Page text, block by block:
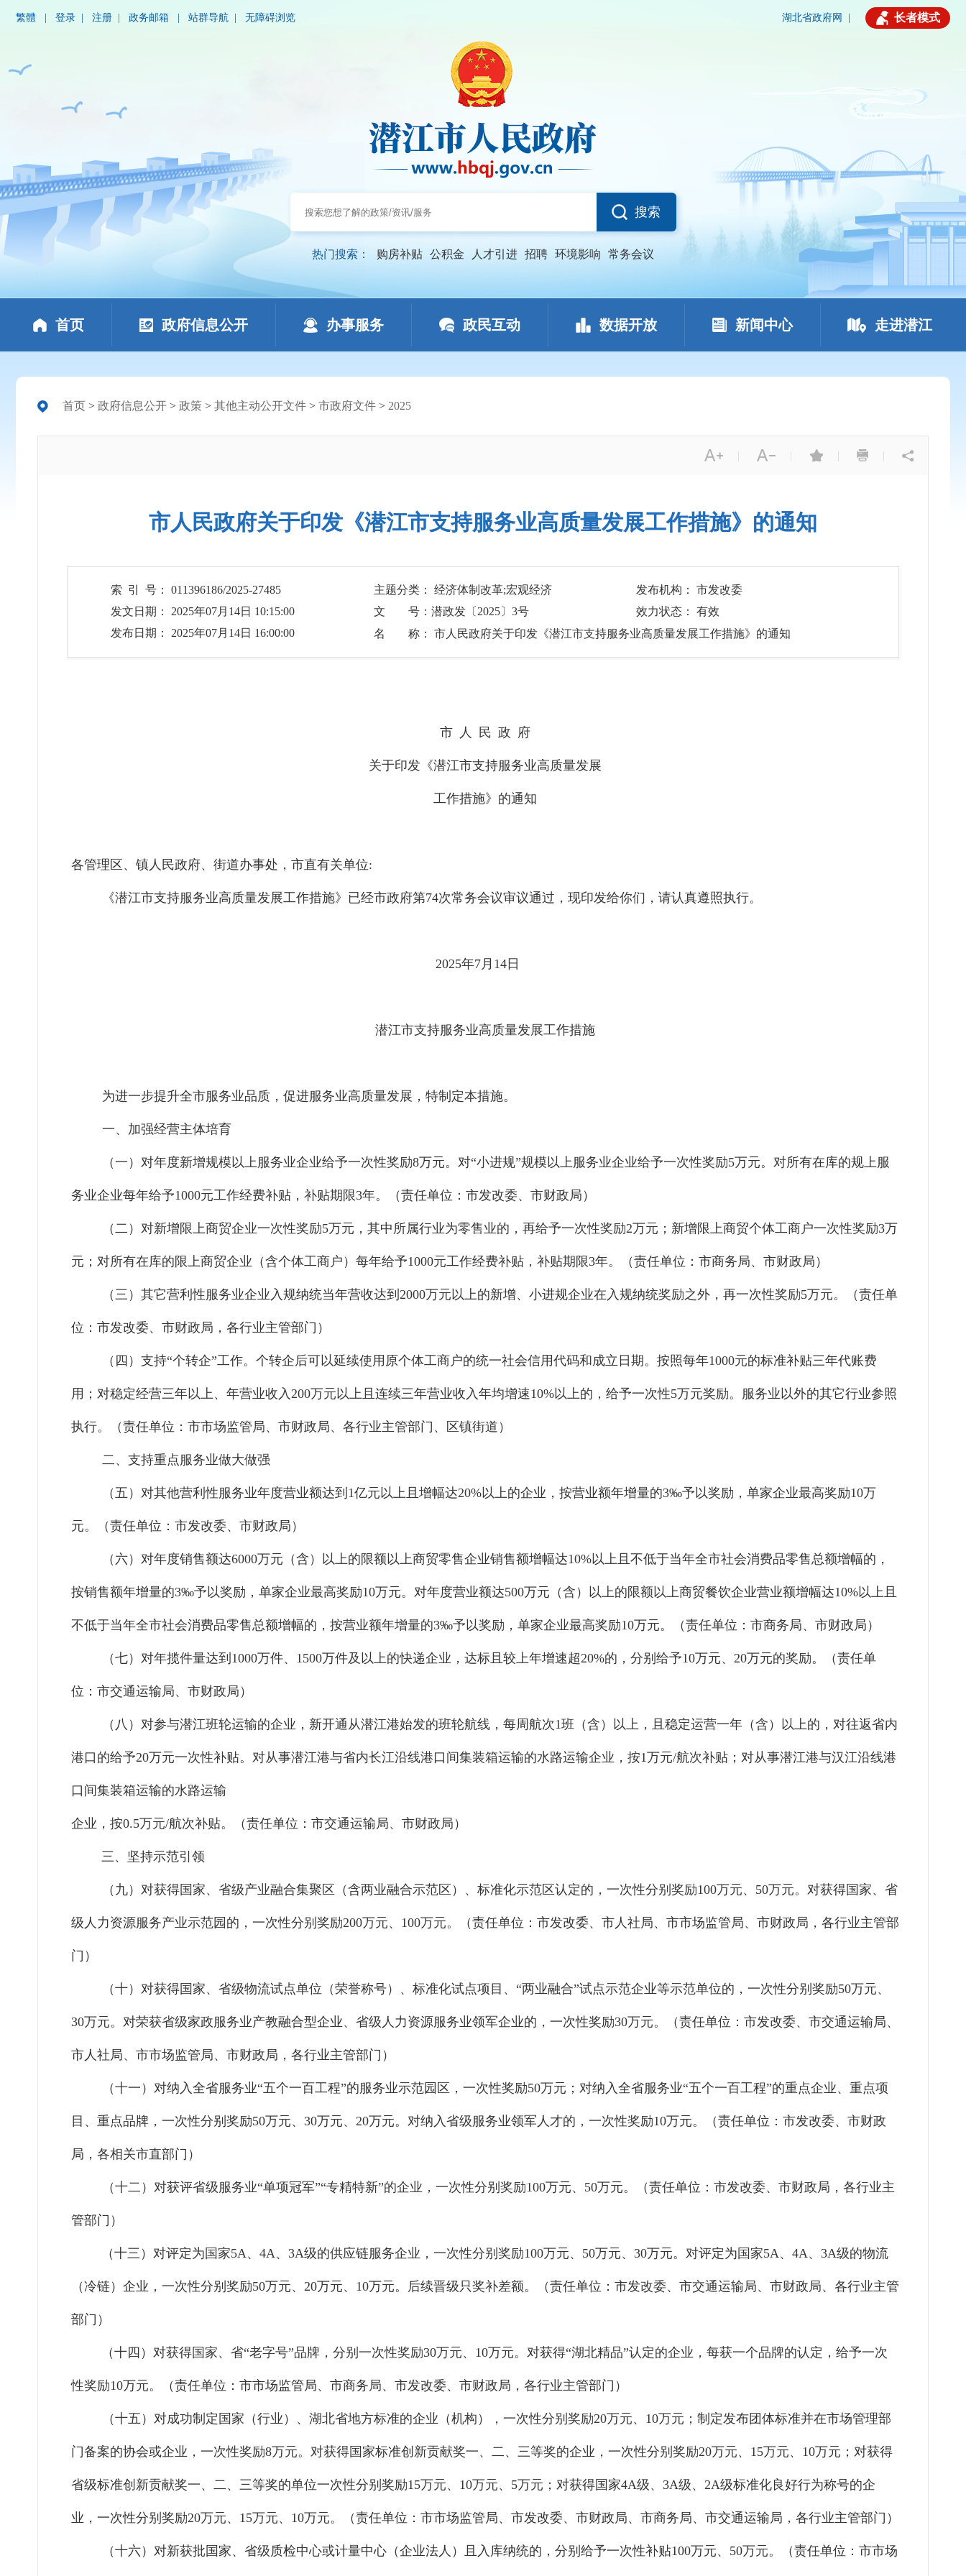
繁體 登录 注册 政务邮箱 站群导航 无障碍浏览 湖北省政府网 长者模式
搜索
热门搜索： 购房补贴 公积金 人才引进 招聘 环境影响 常务会议
首页 政府信息公开 办事服务 政民互动 数据开放 新闻中心 走进潜江
首页 > 政府信息公开 > 政策 > 其他主动公开文件 > 市政府文件 > 2025
| | | |
市人民政府关于印发《潜江市支持服务业高质量发展工作措施》的通知
索 引 号： 011396186/2025-27485 主题分类： 经济体制改革;宏观经济
发布机构： 市发改委
发文日期： 2025年07月14日 10:15:00
文 号：潜政发〔2025〕3号
效力状态： 有效
发布日期： 2025年07月14日 16:00:00
名 称： 市人民政府关于印发《潜江市支持服务业高质量发展工作措施》的通知
市 人 民 政 府
关于印发《潜江市支持服务业高质量发展
工作措施》的通知
各管理区、镇人民政府、街道办事处，市直有关单位:
《潜江市支持服务业高质量发展工作措施》已经市政府第74次常务会议审议通过，现印发给你们，请认真遵照执行。
2025年7月14日
潜江市支持服务业高质量发展工作措施
为进一步提升全市服务业品质，促进服务业高质量发展，特制定本措施。
一、加强经营主体培育
（一）对年度新增规模以上服务业企业给予一次性奖励8万元。对“小进规”规模以上服务业企业给予一次性奖励5万元。对所有在库的规上服
务业企业每年给予1000元工作经费补贴，补贴期限3年。（责任单位：市发改委、市财政局）
（二）对新增限上商贸企业一次性奖励5万元，其中所属行业为零售业的，再给予一次性奖励2万元；新增限上商贸个体工商户一次性奖励3万
元；对所有在库的限上商贸企业（含个体工商户）每年给予1000元工作经费补贴，补贴期限3年。（责任单位：市商务局、市财政局）
（三）其它营利性服务业企业入规纳统当年营收达到 2000万元以上的新增、小进规企业在入规纳统奖励之外，再一次性奖励5万元。（责任单
位：市发改委、市财政局，各行业主管部门）
（四）支持“个转企”工作。个转企后可以延续使用原个体工商户的统一社会信用代码和成立日期。 按照每年1000元的标准补贴三年代账费
用；对稳定经营三年以上、年营业收入200万元 以上且连续三年营业收入年均增速10%以上的，给予一次性5万元奖励。服务业以外的其它行业参照
执行。（责任单位：市市场监管局、市财政局、各行业主管部门、区镇街道）
二、支持重点服务业做大做强
（五）对其他营利性服务业年度营业额达到 1亿元以上且增幅达20%以上的企业，按营业额年增量的3‰予以奖励，单家企业最高奖励10万
元。（责任单位：市发改委、市财政局）
（六）对年度销售额达6000万元（含）以上的限额以上商贸零售企业销售额增幅达10%以上且不低于当年全市社会消费品零售总额增幅的，
按销售额年增量的3‰予以奖励，单家企业最高奖励10万元。对年度营业额达500万元（含）以上的限额以上商贸餐饮企业营业额增幅达10%以上且
不低于当年全市社会消费品零售总额增幅的，按营业额年增量的3‰予以奖励，单家企业最高奖励10万元。（责任单位：市商务局、市财政局）
（七）对年揽件量达到 1000万件、1500万件及以上的快递企业，达标且较上年增速超20%的，分别给予10万元、20万元的奖励。（责任单
位：市交通运输局、市财政局）
（八）对参与潜江班轮运输的企业，新开通从潜江港始发的班轮航线，每周航次1班（含）以上，且稳定运营一年（含）以上的，对往返省内
港口的给予20万元一次性补贴。对从事潜江港与省内长江沿线港口间集装箱运输的水路运输企业 ， 按1万元/航次补贴；对从事潜江港与汉江沿线港
口间集装箱运输的水路运输
企业，按0.5万元/航次补贴。（责任单位：市交通运输局、市财政局）
三、 坚持示范引领
（九）对获得国家、省级产业融合集聚区（含两业融合示范区）、 标准化示范区认定的，一次性分别奖励100万元、50万元。对获得国家、省
级人力资源服务产业示范园 的，一次性分别 奖励200万元、100万元。（责任单位：市发改委、市人社局、市市场监管局、市财政局，各行业主管部
门）
（十）对获得国家、省级物流试点单位（荣誉称号）、标准化试点项目、 “两业融合”试点示范企业等示范单位的，一次性分别奖励50万元、
30万元。对荣获省级家政服务业产教融合型企业、省级人力资源服务业领军企业的，一次性奖励30万元。（责任单位：市发改委、市交通运输局、
市人社局、市市场监管局、市财政局，各行业主管部门）
（十一）对纳入全省服务业“五个一百工程”的服务业示范园 区，一次性奖励50万元；对纳入全省服务业“五个一百工程”的重点企业、重点项
目、重点品牌，一次性分别奖励50万元、30万元、 20万元。对纳入省级服务业领军人才的，一次性奖励10万元。（责任单位：市发改委、市财政
局，各相关市直部门）
（十二）对获评省级服务业“单项冠军”“专精特新”的企业， 一次性分别奖励100万元、50万元。（责任单位：市发改委、市财政局，各行业主
管部门）
（十三）对评定为国家5A、4A、3A级的供应链服务企业，一次性分别奖励100万元、50万元、30万元。对评定为国家5A、4A、 3A级的物流
（冷链）企业，一次性分别奖励50万元、20万元、10万元。后续晋级只奖补差额。（责任单位：市发改委、市交通运输局、市财政局、各行业主管
部门）
（十四）对获得国家、省“老字号”品牌，分别一次性奖励30万元、10万元。对获得“湖北精品”认定的企业，每获一个品牌的认定，给予一次
性奖励10万元。（责任单位：市市场监管局、市商务局、市发改委、市财政局，各行业主管部门）
（十五）对成功制定国家（行业）、湖北省地方标准的企业（机构），一次性分别奖励20万元、10万元；制定发布团体标准并在市场管理部
门备案的协会或企业，一次性奖励8万元。对获得国家标准创新贡献奖一、二、三等奖的企业，一次性分别奖励20万元、 15万元、10万元；对获得
省级标准创新贡献奖一、二、三等奖的单位一次性分别奖励15万元、10万元、5万元；对获得国家4A级、3A级、2A级标准化良好行为称号的企
业，一次性分别 奖励20万元、15万元、10万元。（责任单位：市市场监管局、市发改委、市财政局、市商务局、市交通运输局，各行业主管部门）
（十六）对新获批国家、省级质检中心或计量中心（企业法人）且入库纳统的，分别给予一次性补贴100万元、50万元。（责任单位：市市场